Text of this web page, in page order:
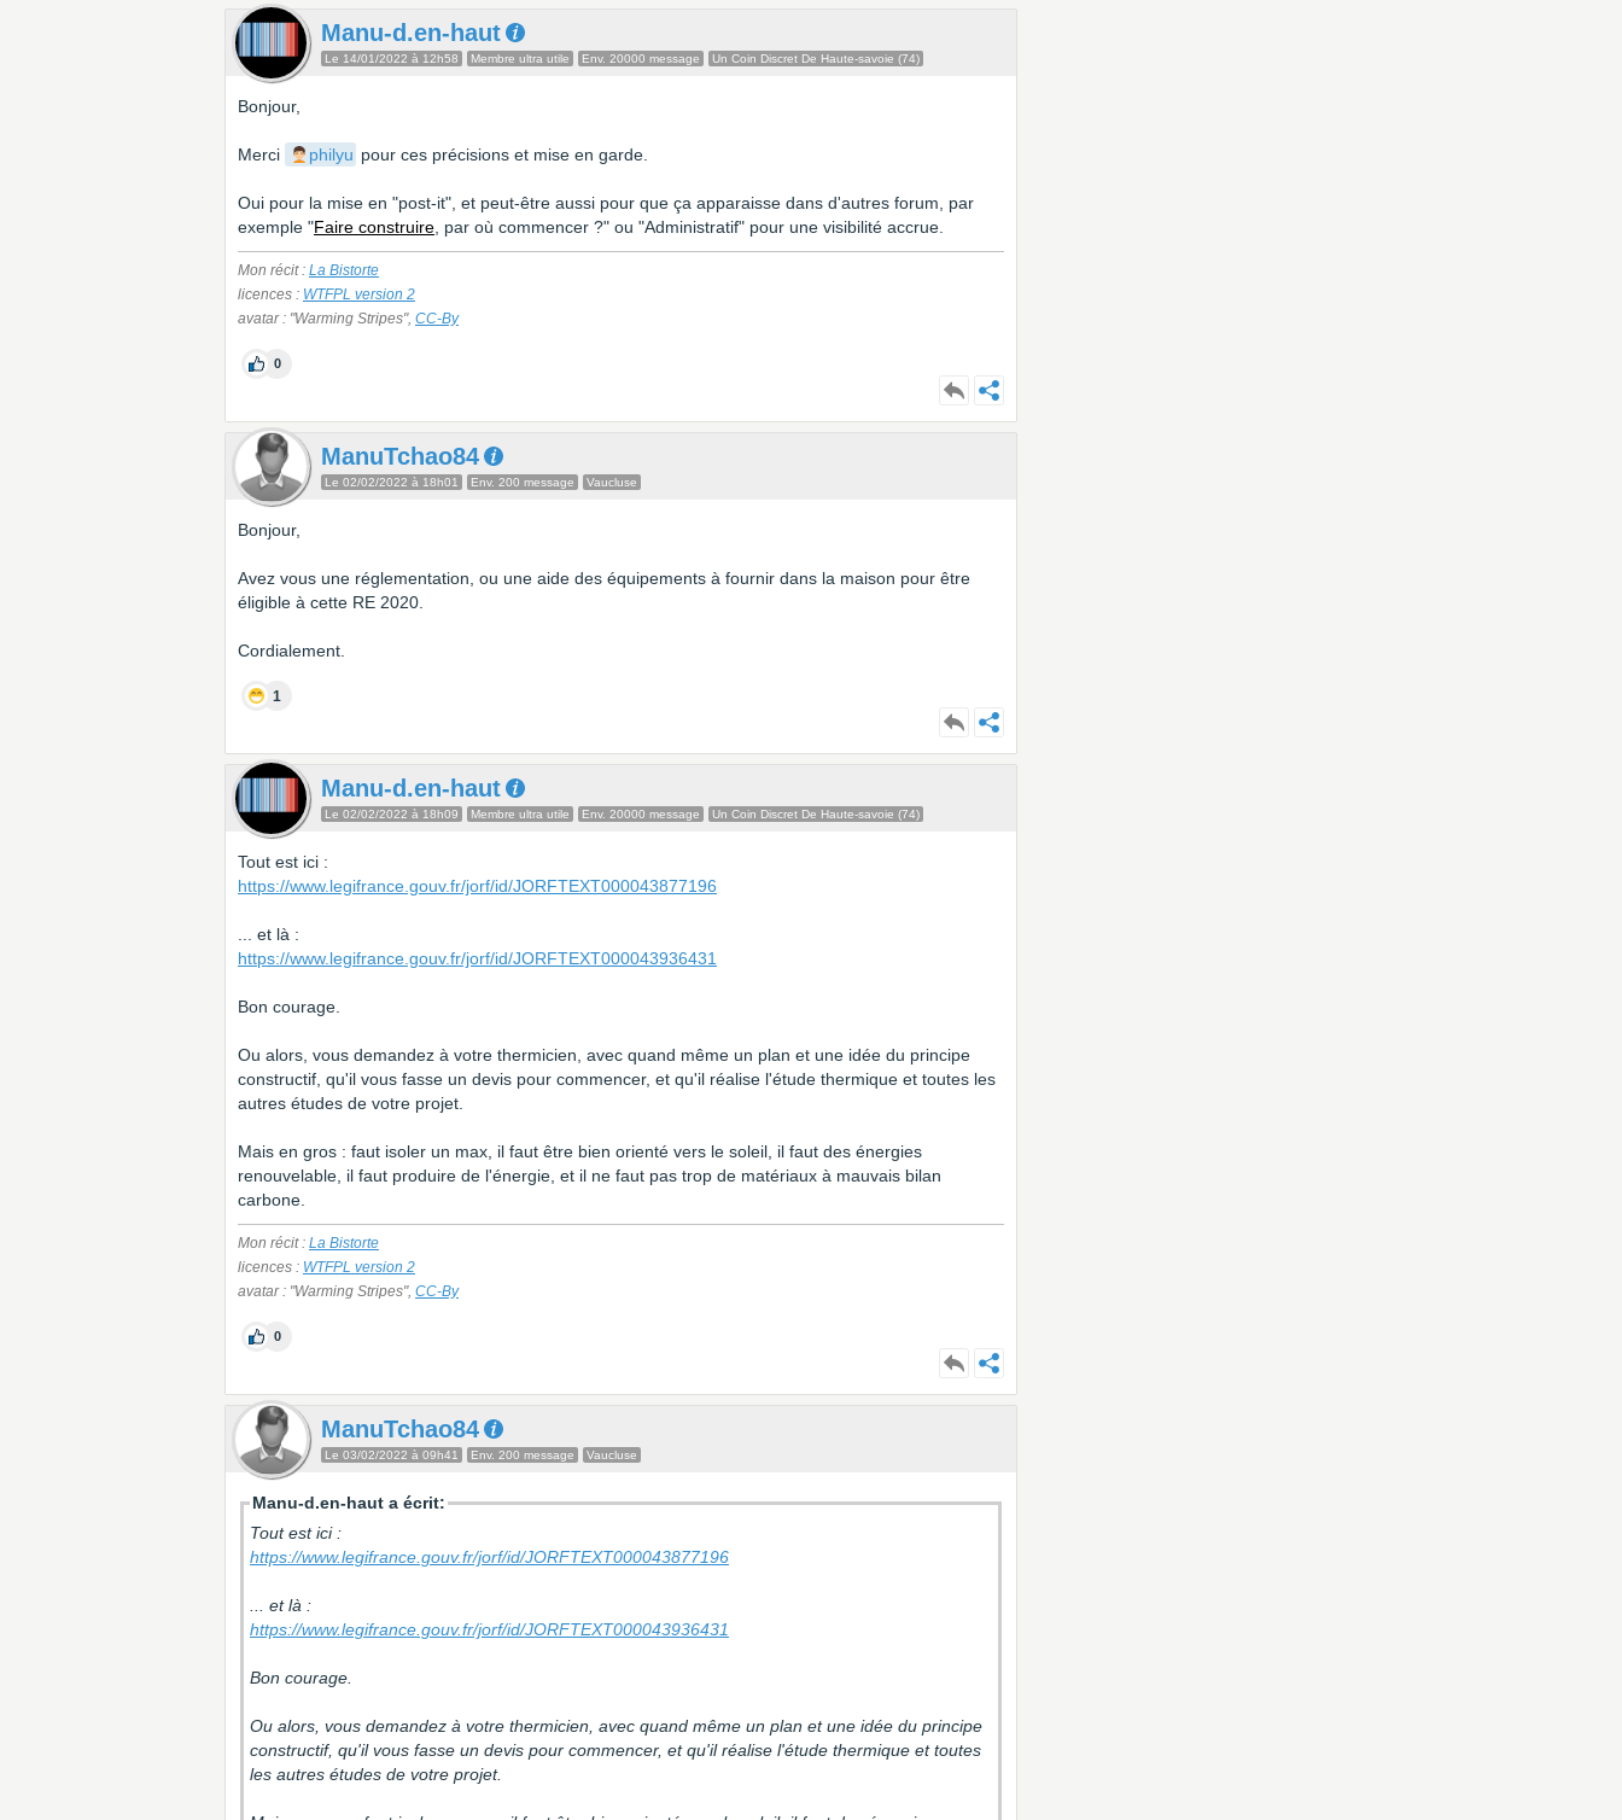
Manu-d.en-haut
Le 14/01/2022 à 12h58 Membre ultra utile Env. 20000 message Un Coin Discret De Haute-savoie (74)
Bonjour,
Merci philyu pour ces précisions et mise en garde.
Oui pour la mise en "post-it", et peut-être aussi pour que ça apparaisse dans d'autres forum, par
exemple "Faire construire , par où commencer ?" ou "Administratif" pour une visibilité accrue.
Mon récit : La Bistorte
licences : WTFPL version 2
avatar : "Warming Stripes", CC-By
0
ManuTchao84
Le 02/02/2022 à 18h01 Env. 200 message Vaucluse
Bonjour,
Avez vous une réglementation, ou une aide des équipements à fournir dans la maison pour être
éligible à cette RE 2020.
Cordialement.
1
Manu-d.en-haut
Le 02/02/2022 à 18h09 Membre ultra utile Env. 20000 message Un Coin Discret De Haute-savoie (74)
Tout est ici :
https://www.legifrance.gouv.fr/jorf/id/JORFTEXT000043877196
... et là :
https://www.legifrance.gouv.fr/jorf/id/JORFTEXT000043936431
Bon courage.
Ou alors, vous demandez à votre thermicien, avec quand même un plan et une idée du principe
constructif, qu'il vous fasse un devis pour commencer, et qu'il réalise l'étude thermique et toutes les
autres études de votre projet.
Mais en gros : faut isoler un max, il faut être bien orienté vers le soleil, il faut des énergies
renouvelable, il faut produire de l'énergie, et il ne faut pas trop de matériaux à mauvais bilan
carbone.
Mon récit : La Bistorte
licences : WTFPL version 2
avatar : "Warming Stripes", CC-By
0
ManuTchao84
Le 03/02/2022 à 09h41 Env. 200 message Vaucluse
Manu-d.en-haut a écrit:
Tout est ici :
https://www.legifrance.gouv.fr/jorf/id/JORFTEXT000043877196
... et là :
https://www.legifrance.gouv.fr/jorf/id/JORFTEXT000043936431
Bon courage.
Ou alors, vous demandez à votre thermicien, avec quand même un plan et une idée du principe
constructif, qu'il vous fasse un devis pour commencer, et qu'il réalise l'étude thermique et toutes
les autres études de votre projet.